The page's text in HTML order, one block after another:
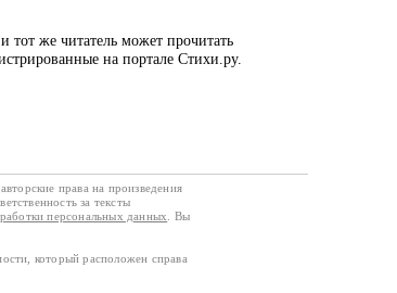
тот же читатель может прочитать
на портале Стихи.ру.
авторские права на произведения
за тексты
персональных данных
. Вы
который расположен справа